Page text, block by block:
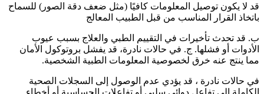
قد لا يكون توصيل المعلومات كافيًا (مثل ضعف دقة الصور) للسماح
باتخاذ القرار المناسب من قبل الطبيب المعالج
ب. قد تحدث تأخيرات في التقييم الطبي والعلاج بسبب عيوب
الأدوات أو فشلها. ج. في حالات نادرة، قد يفشل بروتوكول الأمان
مما ينتج عنه خرق لخصوصية المعلومات الطبية الشخصية.
في حالات نادرة ، قد يؤدي عدم الوصول إلى السجلات الصحية
الكاملة إلى تفاعل دوائي سلبي أو تفاعلات الحساسية أو أخطاء